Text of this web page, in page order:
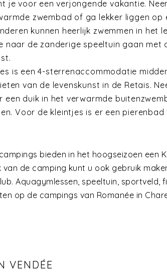
je voor een verjongende vakantie.
zwembad of ga lekker liggen op
kunnen heerlijk zwemmen in het
naar de zanderige speeltuin gaan met
is een 4-sterrenaccommodatie
van de levenskunst in de Retais.
een duik in het verwarmde
Voor de kleintjes is er een pierenbad
bieden in het hoogseizoen een
van de camping kunt u ook gebruik
Aquagymlessen, speeltuin, sportveld,
op de campings van Romanée in
VENDÉE